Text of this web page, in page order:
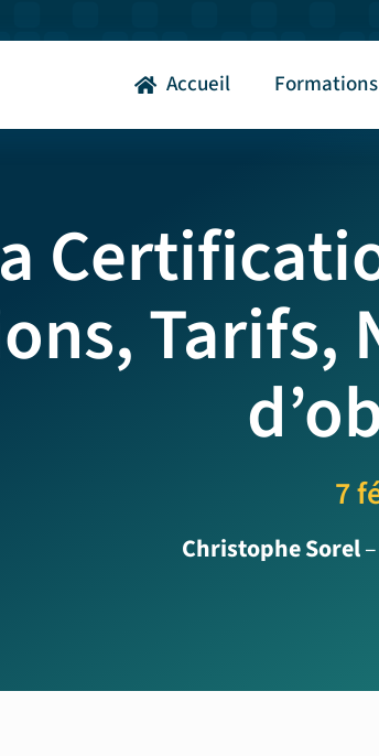
Accueil Formations
Tarifs,
7
Christophe Sorel